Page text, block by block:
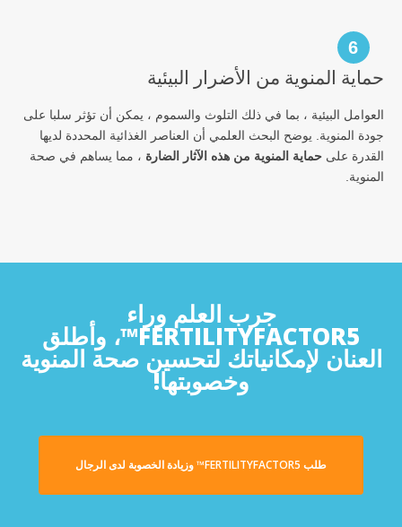
6
حماية المنوية من الأضرار البيئية
العوامل البيئية ، بما في ذلك التلوث والسموم ، يمكن أن تؤثر سلبا على
جودة المنوية. يوضح البحث العلمي أن العناصر الغذائية المحددة لديها
القدرة على حماية المنوية من هذه الآثار الضارة ، مما يساهم في صحة
المنوية.
جرب العلم وراء
FERTILITYFACTOR5™، وأطلق
العنان لإمكانياتك لتحسين صحة المنوية
وخصوبتها!
طلب FERTILITYFACTOR5™ وزيادة الخصوبة لدى الرجال